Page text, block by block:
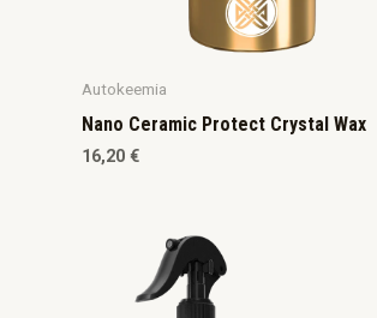
Autokeemia
Nano Ceramic Protect Crystal Wax
16,20 €